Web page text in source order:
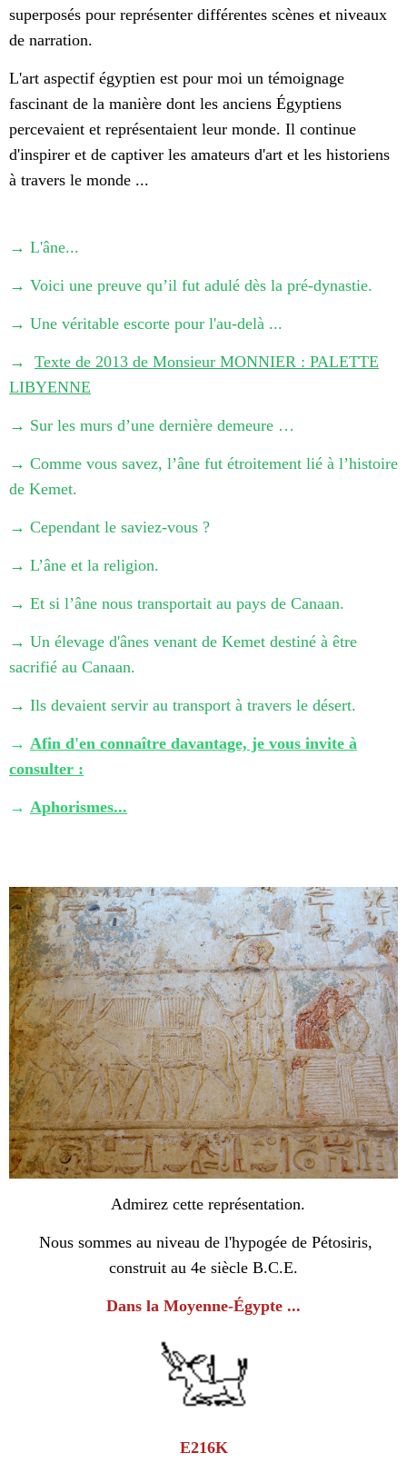
superposés pour représenter différentes scènes et niveaux
de narration.
L'art aspectif égyptien est pour moi un témoignage
fascinant de la manière dont les anciens Égyptiens
percevaient et représentaient leur monde. Il continue
d'inspirer et de captiver les amateurs d'art et les historiens
à travers le monde ...
→ L'âne...
→ Voici une preuve qu’il fut adulé dès la pré-dynastie.
→ Une véritable escorte pour l'au-delà ...
→ Texte de 2013 de Monsieur MONNIER : PALETTE
LIBYENNE
→ Sur les murs d’une dernière demeure …
→ Comme vous savez, l’âne fut étroitement lié à l’histoire
de Kemet.
→ Cependant le saviez-vous ?
→ L’âne et la religion.
→ Et si l’âne nous transportait au pays de Canaan.
→ Un élevage d'ânes venant de Kemet destiné à être
sacrifié au Canaan.
→ Ils devaient servir au transport à travers le désert.
→ Afin d'en connaître davantage, je vous invite à
consulter :
→ Aphorismes...
Admirez cette représentation.
Nous sommes au niveau de l'hypogée de Pétosiris,
construit au 4e siècle B.C.E.
Dans la Moyenne-Égypte ...
E216K